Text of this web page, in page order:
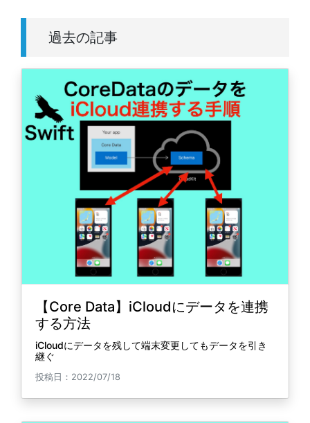
過去の記事
【Core Data】iCloudにデータを連携
する方法
iCloudにデータを残して端末変更してもデータを引き
継ぐ
投稿日：2022/07/18